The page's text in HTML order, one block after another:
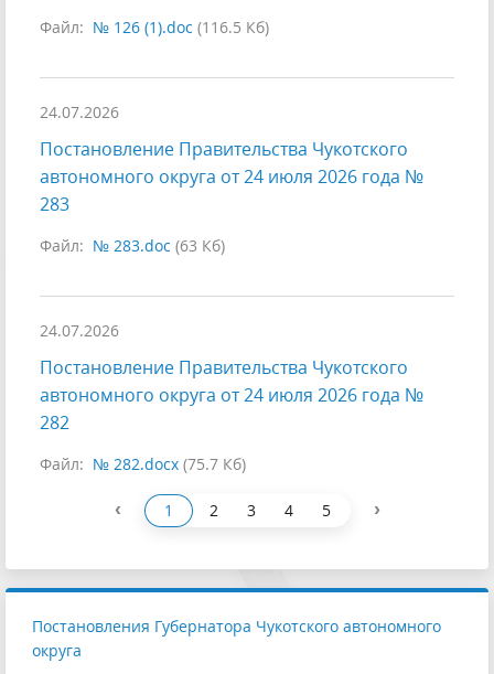
Файл: № 126 (1).doc (116.5 Кб)
24.07.2026
Постановление Правительства Чукотского
автономного округа от 24 июля 2026 года №
283
Файл: № 283.doc (63 Кб)
24.07.2026
Постановление Правительства Чукотского
автономного округа от 24 июля 2026 года №
282
Файл: № 282.docx (75.7 Кб)
‹ 1 2 3 4 5 ›
Постановления Губернатора Чукотского автономного
округа